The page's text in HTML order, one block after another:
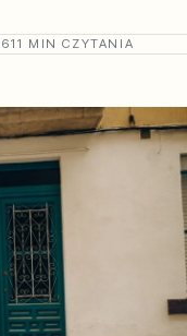
11 MIN CZYTANIA